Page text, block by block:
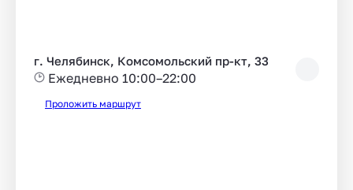
г. Челябинск, Комсомольский пр-кт, 33
Ежедневно 10:00–22:00
Проложить маршрут